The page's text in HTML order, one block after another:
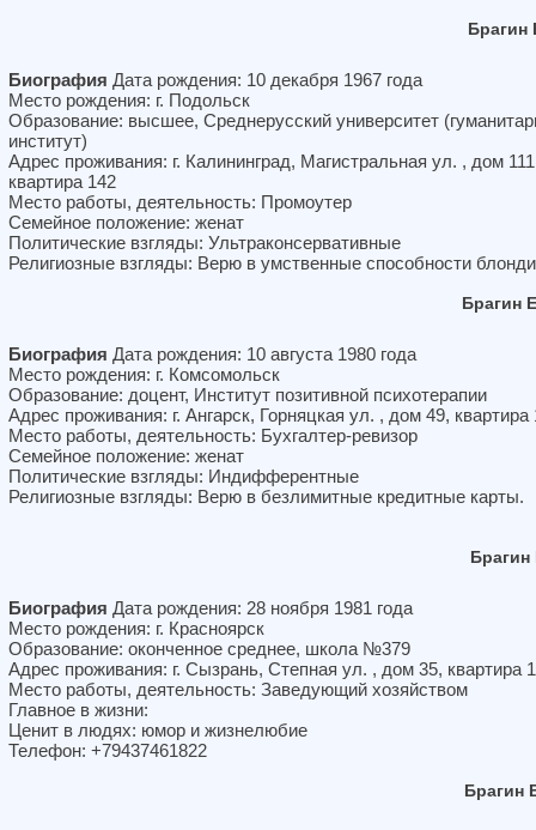
Брагин
Биография Дата рождения: 10 декабря 1967 года
Место рождения: г. Подольск
Образование: высшее, Среднерусский университет
институт)
Адрес проживания: г. Калининград, Магистральная ул. , дом
квартира 142
Место работы, деятельность: Промоутер
Семейное положение: женат
Политические взгляды: Ультраконсервативные
Религиозные взгляды: Верю в умственные способности
Брагин
Биография Дата рождения: 10 августа 1980 года
Место рождения: г. Комсомольск
Образование: доцент, Институт позитивной психотерапии
Адрес проживания: г. Ангарск, Горняцкая ул. , дом 49, квартира
Место работы, деятельность: Бухгалтер-ревизор
Семейное положение: женат
Политические взгляды: Индифферентные
Религиозные взгляды: Верю в безлимитные кредитные карты.
Брагин
Биография Дата рождения: 28 ноября 1981 года
Место рождения: г. Красноярск
Образование: оконченное среднее, школа №379
Адрес проживания: г. Сызрань, Степная ул. , дом 35, квартира
Место работы, деятельность: Заведующий хозяйством
Главное в жизни:
Ценит в людях: юмор и жизнелюбие
Телефон: +79437461822
Брагин